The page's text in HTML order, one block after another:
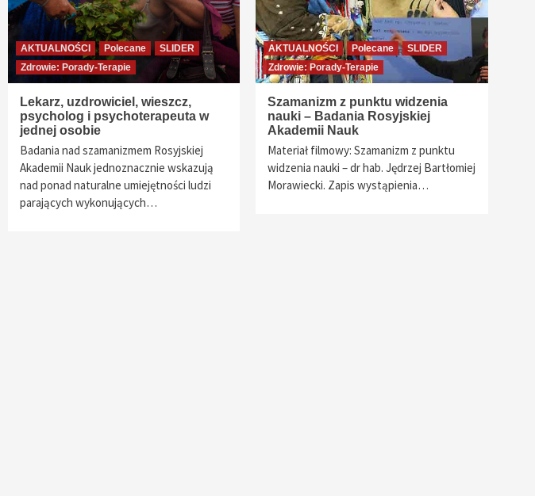
AKTUALNOŚCI Polecane
SLIDER
Zdrowie: Porady-Terapie
Lekarz, uzdrowiciel, wieszcz,
psycholog i psychoterapeuta w
jednej osobie
Badania nad szamanizmem Rosyjskiej
Akademii Nauk jednoznacznie wskazują
nad ponad naturalne umiejętności ludzi
parających wykonujących…
AKTUALNOŚCI Polecane
SLIDER
Zdrowie: Porady-Terapie
Szamanizm z punktu widzenia
nauki – Badania Rosyjskiej
Akademii Nauk
Materiał filmowy: Szamanizm z punktu
widzenia nauki – dr hab. Jędrzej Bartłomiej
Morawiecki. Zapis wystąpienia…